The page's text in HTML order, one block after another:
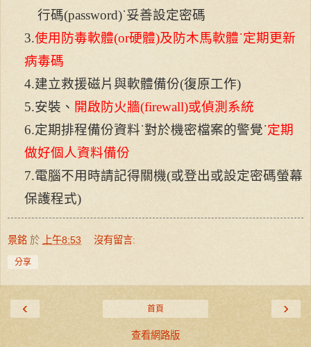
行碼(password)˙妥善設定密碼
3.使用防毒軟體(or硬體)及防木馬軟體˙定期更新
病毒碼
4.建立救援磁片與軟體備份(復原工作)
5.安裝、 開啟防火牆(firewall)或偵測系統
6.定期排程備份資料˙對於機密檔案的警覺˙定期
做好個人資料備份
7.電腦不用時請記得關機(或登出或設定密碼螢幕
保護程式)
景銘 於 上午8:53 沒有留言:
分享
‹ ›
首頁
查看網路版